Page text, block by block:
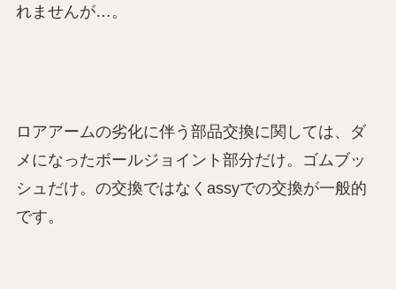
れませんが…。
ロアアームの劣化に伴う部品交換に関しては、ダ
メになったボールジョイント部分だけ。ゴムブッ
シュだけ。の交換ではなくassyでの交換が一般的
です。